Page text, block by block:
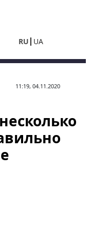
RU UA
11:19, 04.11.2020